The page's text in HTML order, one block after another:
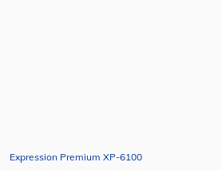
Expression Premium XP-6100